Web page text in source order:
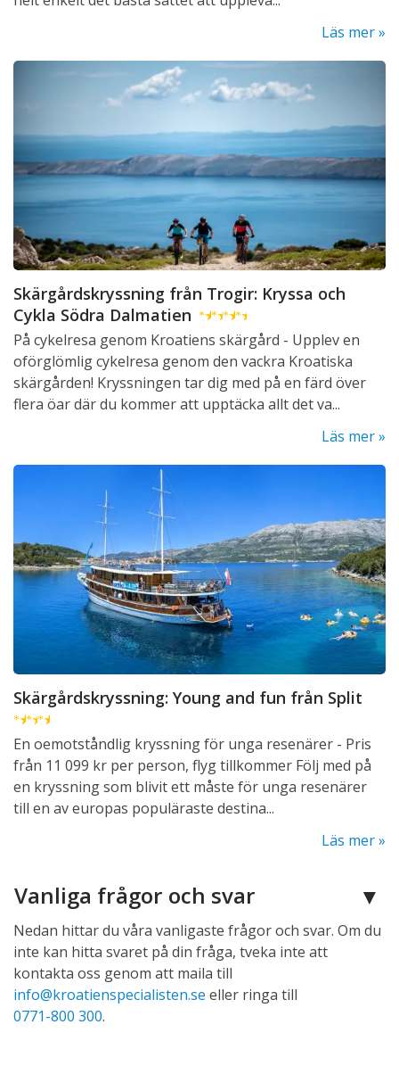
Läs mer
Skärgårdskryssning från Trogir: Kryssa och
Cykla Södra Dalmatien
★★★★
På cykelresa genom Kroatiens skärgård - Upplev en
oförglömlig cykelresa genom den vackra Kroatiska
skärgården! Kryssningen tar dig med på en färd över
flera öar där du kommer att upptäcka allt det va...
Läs mer
Skärgårdskryssning: Young and fun från Split
★★★
En oemotståndlig kryssning för unga resenärer - Pris
från 11 099 kr per person, flyg tillkommer Följ med på
en kryssning som blivit ett måste för unga resenärer
till en av europas populäraste destina...
Läs mer
Vanliga frågor och svar
Nedan hittar du våra vanligaste frågor och svar. Om du
inte kan hitta svaret på din fråga, tveka inte att
kontakta oss genom att maila till
info@kroatienspecialisten.se eller ringa till
0771-800 300.